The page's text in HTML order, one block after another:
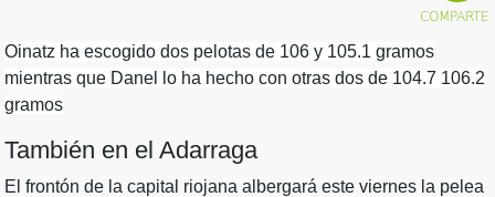
Oinatz ha escogido dos pelotas de 106 y 105.1 gramos
mientras que Danel lo ha hecho con otras dos de 104.7 106.2
gramos
También en el Adarraga
El frontón de la capital riojana albergará este viernes la pelea